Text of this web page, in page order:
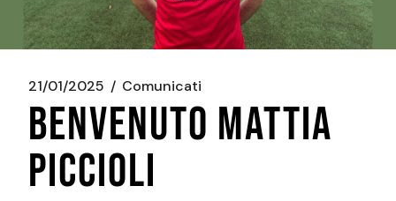
21/01/2025 Comunicati
BENVENUTO MATTIA
PICCIOLI